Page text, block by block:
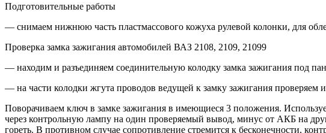
Подготовительные работы
— снимаем нижнюю часть пластмассового кожуха рулевой колонки, для
Проверка замка зажигания автомобилей ВАЗ 2108, 2109, 21099
— находим и разъединяем соединительную колодку замка зажигания под
— на части колодки жгута проводов ведущей к замку зажигания проверяем
Поворачиваем ключ в замке зажигания в имеющиеся 3 положения.
через контрольную лампу на один проверяемый вывод, минус от АКБ на
гореть. В противном случае сопротивление стремится к бесконечности,